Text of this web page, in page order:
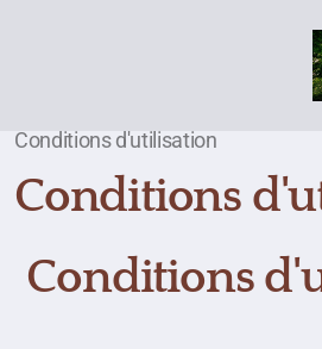
Conditions d'utilisation
Conditions
Conditions